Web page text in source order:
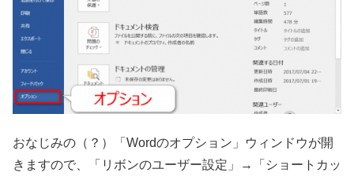
おなじみの（？）「Wordのオプション」ウィンドウが開
きますので、「リボンのユーザー設定」→「ショートカッ